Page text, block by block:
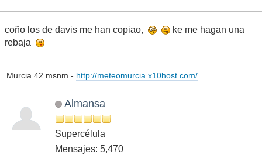
coño los de davis me han copiao,
ke me hagan una
rebaja
Murcia 42 msnm - http://meteomurcia.x10host.com/
Almansa
Supercélula
Mensajes: 5,470